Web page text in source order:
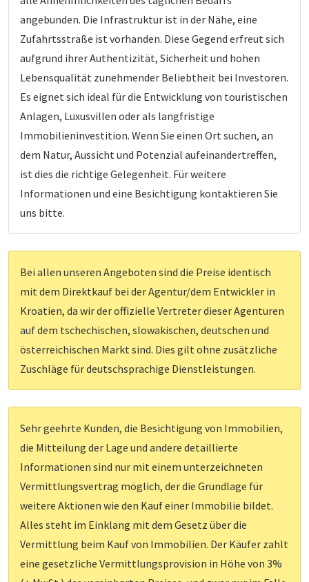
angebunden. Die Infrastruktur ist in der Nähe, eine
Zufahrtsstraße ist vorhanden. Diese Gegend erfreut sich
aufgrund ihrer Authentizität, Sicherheit und hohen
Lebensqualität zunehmender Beliebtheit bei Investoren.
Es eignet sich ideal für die Entwicklung von touristischen
Anlagen, Luxusvillen oder als langfristige
Immobilieninvestition. Wenn Sie einen Ort suchen, an
dem Natur, Aussicht und Potenzial aufeinandertreffen,
ist dies die richtige Gelegenheit. Für weitere
Informationen und eine Besichtigung kontaktieren Sie
uns bitte.
Bei allen unseren Angeboten sind die Preise identisch
mit dem Direktkauf bei der Agentur/dem Entwickler in
Kroatien, da wir der offizielle Vertreter dieser Agenturen
auf dem tschechischen, slowakischen, deutschen und
österreichischen Markt sind. Dies gilt ohne zusätzliche
Zuschläge für deutschsprachige Dienstleistungen.
Sehr geehrte Kunden, die Besichtigung von Immobilien,
die Mitteilung der Lage und andere detaillierte
Informationen sind nur mit einem unterzeichneten
Vermittlungsvertrag möglich, der die Grundlage für
weitere Aktionen wie den Kauf einer Immobilie bildet.
Alles steht im Einklang mit dem Gesetz über die
Vermittlung beim Kauf von Immobilien. Der Käufer zahlt
eine gesetzliche Vermittlungsprovision in Höhe von 3%